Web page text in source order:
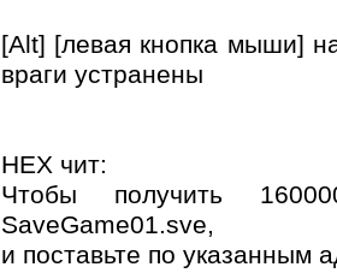
[Alt] [левая кнопка мыши]
враги устранены
HEX чит:
Чтобы получить
SaveGame01.sve,
и поставьте по указанным